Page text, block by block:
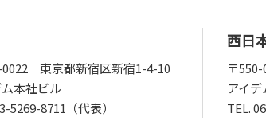
0022 東京都新宿区新宿1-4-10
本社ビル
5269-8711（代表）
西日
〒
アイ
TEL.